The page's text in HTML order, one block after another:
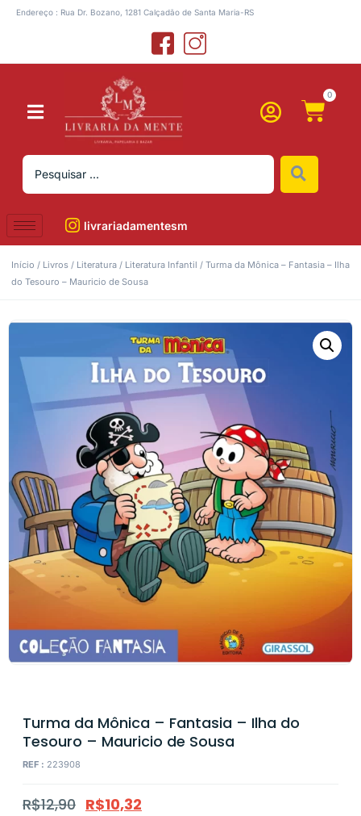
Endereço : Rua Dr. Bozano, 1281 Calçadão de Santa Maria-RS
0
livrariadamentesm
Início / Livros / Literatura / Literatura Infantil / Turma da Mônica – Fantasia – Ilha
do Tesouro – Mauricio de Sousa
Turma da Mônica – Fantasia – Ilha do
Tesouro – Mauricio de Sousa
REF : 223908
R$12,90 R$10,32